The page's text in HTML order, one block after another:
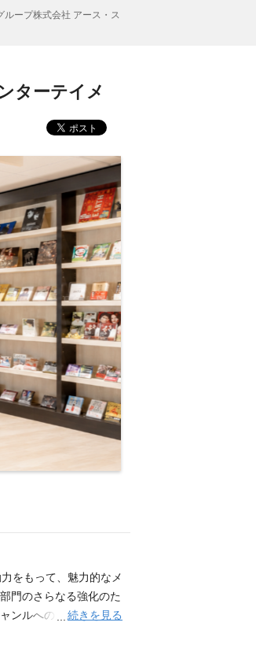
ループ株式会社 アース・ス
ターテイメ
をもって、魅力的なメ
門のさらなる強化のた
ンルへの展開を自ら中
・ファンタジー小説
続きを見る